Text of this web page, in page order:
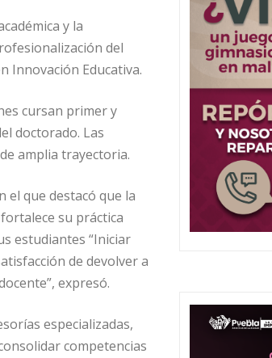
y la
del
Innovación Educativa.
cursan primer y
doctorado. Las
amplia trayectoria.
que destacó que la
su práctica
estudiantes “Iniciar
de devolver a
expresó.
especializadas,
competencias